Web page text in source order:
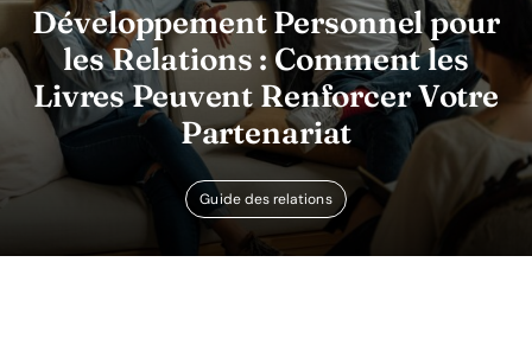
Développement Personnel pour
les Relations : Comment les
Livres Peuvent Renforcer Votre
Partenariat
Guide des relations